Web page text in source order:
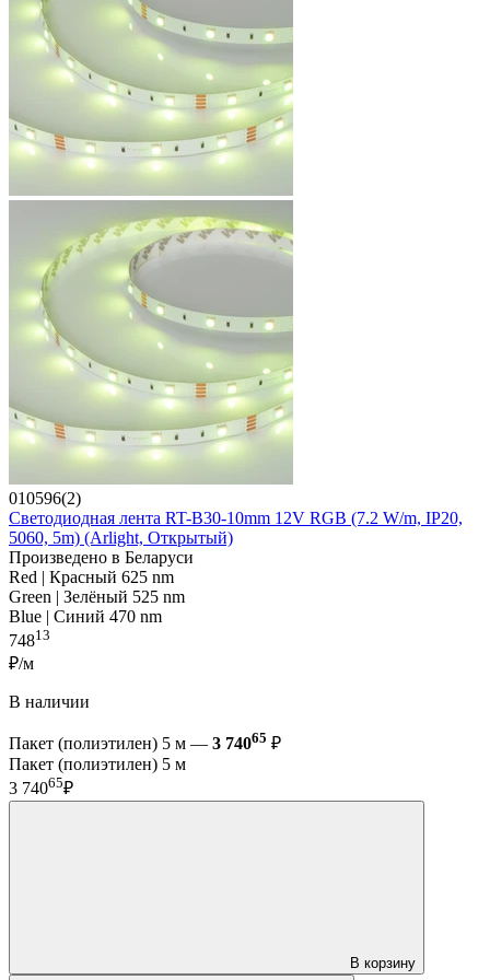
010596(2)
Светодиодная лента RT-B30-10mm 12V RGB (7.2 W/m, IP20,
5060, 5m) (Arlight, Открытый)
Произведено в Беларуси
Red | Красный 625 nm
Green | Зелёный 525 nm
Blue | Синий 470 nm
74813
₽/м
В наличии
Пакет (полиэтилен) 5 м — 3 74065 ₽
Пакет (полиэтилен) 5 м
3 74065₽
В корзину